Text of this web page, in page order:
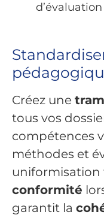
Créez une
tous vos
compétences
méthodes et
uniformisation
conformité
garantit la